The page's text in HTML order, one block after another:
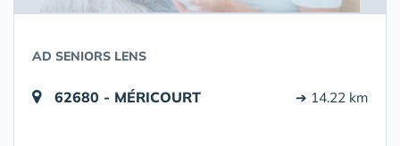
AD SENIORS LENS
62680 - MÉRICOURT ➔ 14.22 km